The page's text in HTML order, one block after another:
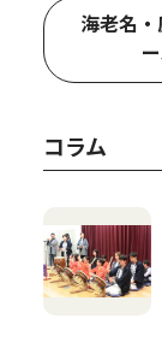
海老名
コラム